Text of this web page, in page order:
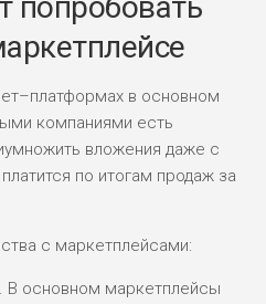
ОБЗОР
ВСЕМ
0
попробовать
в основном
компаниями есть
вложения даже с
по итогам продаж за
с маркетплейсами:
В основном маркетплейсы